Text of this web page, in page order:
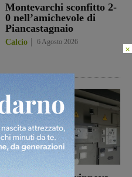
Montevarchi sconfitto 2-
0 nell’amichevole di
Piancastagnaio
Calcio 6 Agosto 2026
×